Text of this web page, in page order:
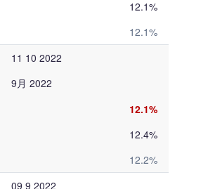
12.1%
12.1%
11 10 2022
9月 2022
12.1%
12.4%
12.2%
09 9 2022